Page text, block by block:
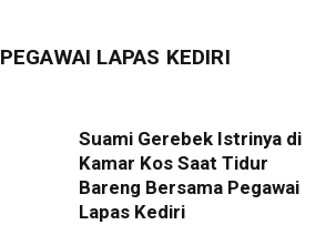
PEGAWAI LAPAS KEDIRI
Suami Gerebek Istrinya di
Kamar Kos Saat Tidur
Bareng Bersama Pegawai
Lapas Kediri